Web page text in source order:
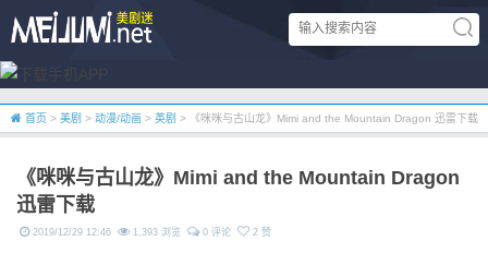
首页 > 美剧 > 动漫/动画 > 英剧 > 《咪咪与古山龙》Mimi and the Mountain Dragon 迅雷下载
《咪咪与古山龙》Mimi and the Mountain Dragon
迅雷下载
2019/12/29 12:46 1,393 浏览 0 评论 2 赞